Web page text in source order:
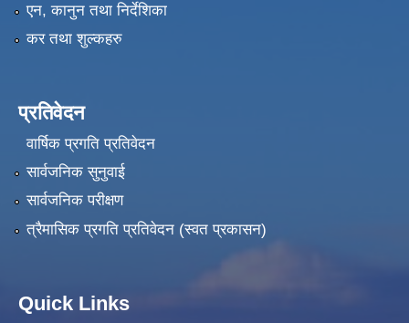
एन, कानुन तथा निर्देशिका
कर तथा शुल्कहरु
प्रतिवेदन
वार्षिक प्रगति प्रतिवेदन
सार्वजनिक सुनुवाई
सार्वजनिक परीक्षण
त्रैमासिक प्रगति प्रतिवेदन (स्वत प्रकासन)
Quick Links